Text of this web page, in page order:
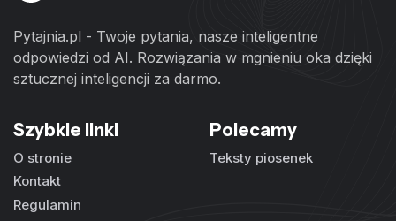
Pytajnia.pl - Twoje pytania, nasze inteligentne
odpowiedzi od AI. Rozwiązania w mgnieniu oka dzięki
sztucznej inteligencji za darmo.
Szybkie linki
O stronie
Kontakt
Regulamin
Polecamy
Teksty piosenek